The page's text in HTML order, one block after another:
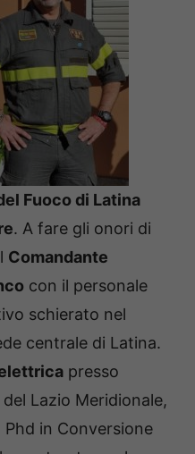
Fuoco di Latina
. A fare gli onori di
Comandante
con il personale
schierato nel
centrale di Latina.
presso
del Lazio Meridionale,
in Conversione